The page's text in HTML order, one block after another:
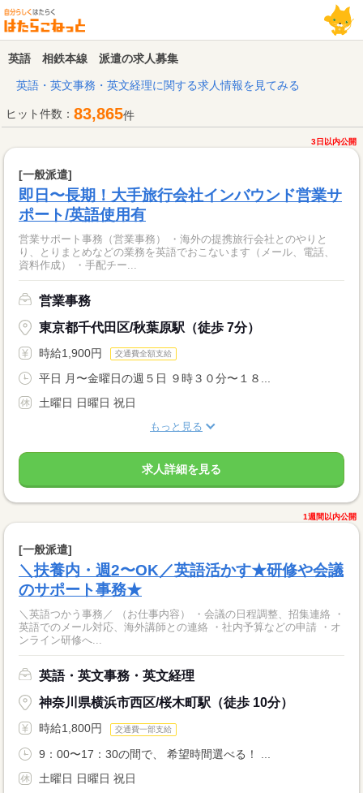
英語 相鉄本線 派遣の求人募集
英語・英文事務・英文経理に関する求人情報を見てみる
ヒット件数： 83,865件
3日以内公開
[一般派遣]
即日〜長期！大手旅行会社インバウンド営業サ
ポート/英語使用有
営業サポート事務（営業事務） ・海外の提携旅行会社とのやりと
り、とりまとめなどの業務を英語でおこないます（メール、電話、
資料作成） ・手配チー...
営業事務
東京都千代田区/秋葉原駅（徒歩 7分）
時給1,900円 交通費全額支給
平日 月〜金曜日の週５日 ９時３０分〜１８...
土曜日 日曜日 祝日
もっと見る
求人詳細を見る
1週間以内公開
[一般派遣]
＼扶養内・週2〜OK／英語活かす★研修や会議
のサポート事務★
＼英語つかう事務／ （お仕事内容） ・会議の日程調整、招集連絡 ・
英語でのメール対応、海外講師との連絡 ・社内予算などの申請 ・オ
ンライン研修へ...
英語・英文事務・英文経理
神奈川県横浜市西区/桜木町駅（徒歩 10分）
時給1,800円 交通費一部支給
9：00〜17：30の間で、 希望時間選べる！ ...
土曜日 日曜日 祝日